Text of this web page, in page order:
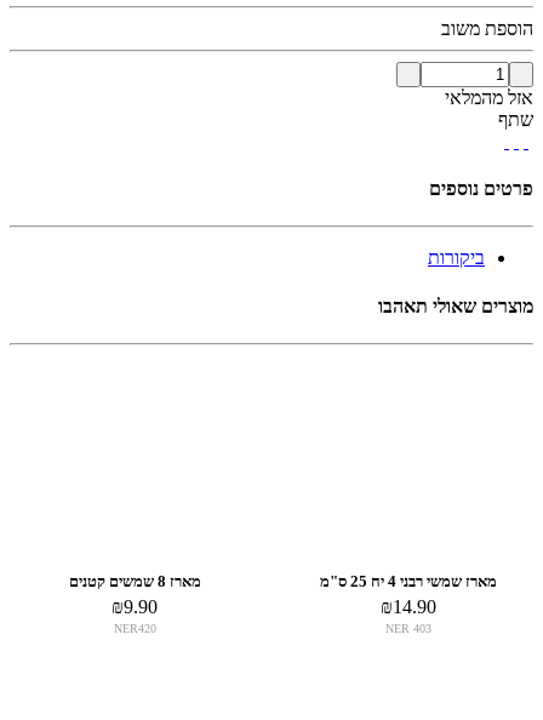
הוספת משוב
אזל מהמלאי
שתף
פרטים נוספים
ביקורות
מוצרים שאולי תאהבו
מארז שמשי רבני 4 יח 25 ס"מ
₪14.90
NER 403
מארז 8 שמשים קטנים
₪9.90
NER420